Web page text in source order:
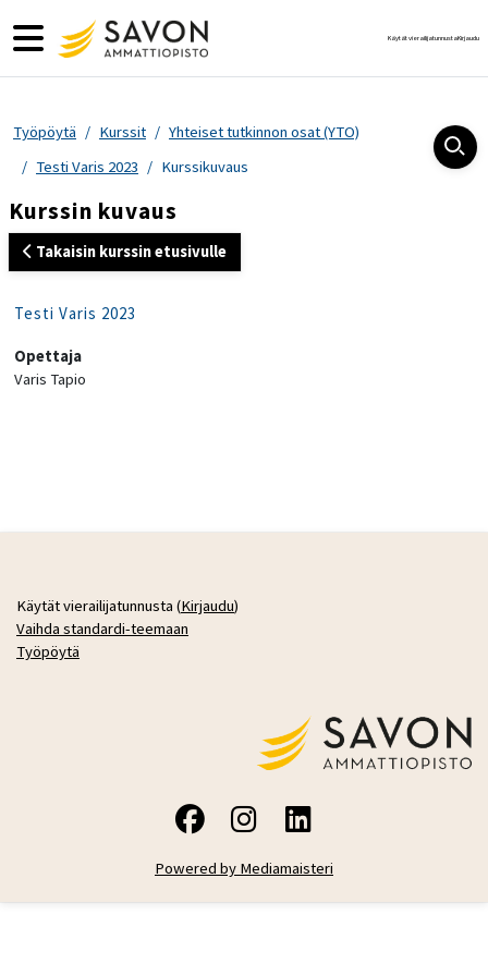
Sivupaneeli Käytät vierailijatunnustaKirjaudu
Työpöytä Kurssit
Yhteiset tutkinnon osat (YTO)
Testi Varis 2023
Kurssikuvaus
Kurssin kuvaus
Takaisin kurssin etusivulle
Testi Varis 2023
Opettaja
Varis Tapio
Käytät vierailijatunnusta (Kirjaudu)
Vaihda standardi-teemaan
Työpöytä
Powered by Mediamaisteri